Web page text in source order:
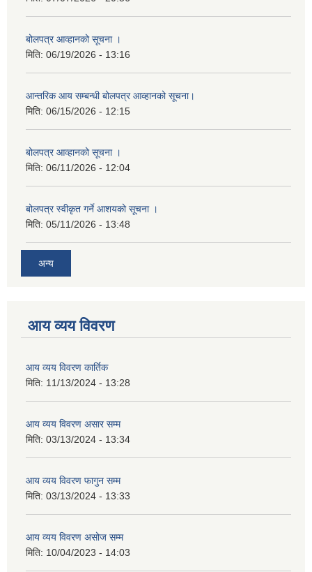
बोलपत्र आव्हानको सूचना ।
मिति: 06/19/2026 - 13:16
आन्तरिक आय सम्बन्धी बोलपत्र आव्हानको सूचना।
मिति: 06/15/2026 - 12:15
बोलपत्र आव्हानको सूचना ।
मिति: 06/11/2026 - 12:04
बोलपत्र स्वीकृत गर्ने आशयको सूचना ।
मिति: 05/11/2026 - 13:48
अन्य
आय व्यय विवरण
आय व्यय विवरण कार्तिक
मिति: 11/13/2024 - 13:28
आय व्यय विवरण असार सम्म
मिति: 03/13/2024 - 13:34
आय व्यय विवरण फागुन सम्म
मिति: 03/13/2024 - 13:33
आय व्यय विवरण असोज सम्म
मिति: 10/04/2023 - 14:03